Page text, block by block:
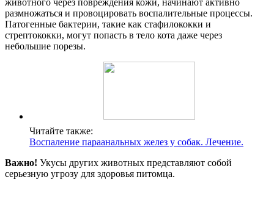
размножаться и провоцировать воспалительные процессы.
Патогенные бактерии, такие как стафилококки и
стрептококки, могут попасть в тело кота даже через
небольшие порезы.
Читайте также:
Воспаление параанальных желез у собак. Лечение.
Важно! Укусы других животных представляют собой
серьезную угрозу для здоровья питомца.